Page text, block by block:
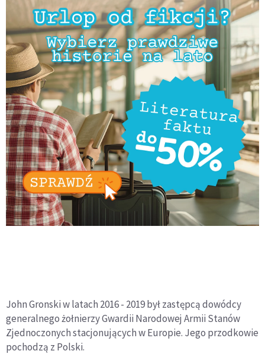
John Gronski w latach 2016 - 2019 był zastępcą dowódcy
generalnego żołnierzy Gwardii Narodowej Armii Stanów
Zjednoczonych stacjonujących w Europie. Jego przodkowie
pochodzą z Polski.